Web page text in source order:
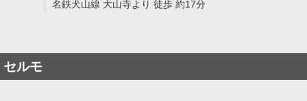
名鉄犬山線 大山寺より 徒歩 約17分
セルモ